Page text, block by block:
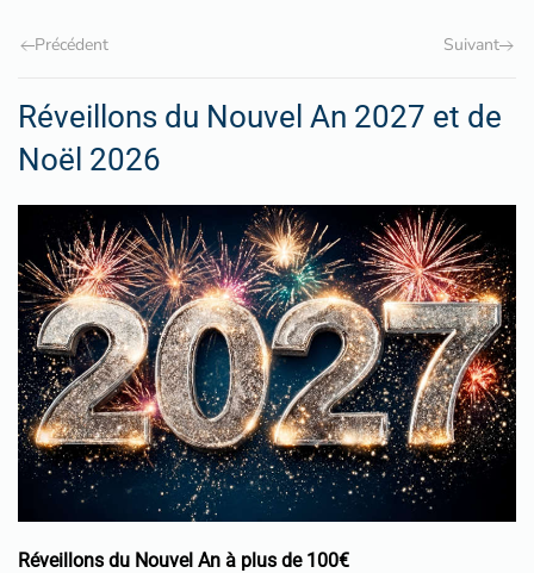
Précédent Suivant
Réveillons du Nouvel An 2027 et de
Noël 2026
Réveillons du Nouvel An à plus de 100€